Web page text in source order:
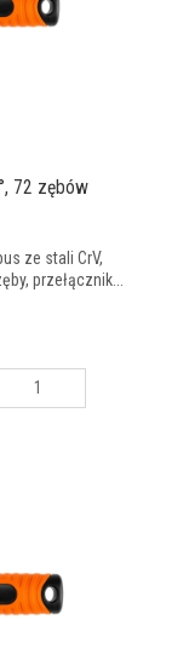
72 zębów
ze stali CrV,
przełącznik...